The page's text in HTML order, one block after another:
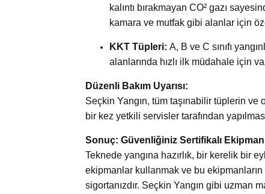
kalıntı bırakmayan CO² gazı
kamara ve mutfak gibi alanlar için
KKT Tüpleri: A, B ve C sınıfı
alanlarında hızlı ilk müdahale için
Düzenli Bakım Uyarısı:
Seçkin Yangın, tüm taşınabilir tüplerin
bir kez yetkili servisler tarafından
Sonuç: Güvenliğiniz Sertifikalı
Teknede yangına hazırlık, bir kerelik bir
ekipmanlar kullanmak ve bu
sigortanızdır. Seçkin Yangın gibi